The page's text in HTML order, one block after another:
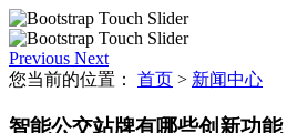
Previous Next
您当前的位置： 首页 > 新闻中心
智能公交站牌有哪些创新功能